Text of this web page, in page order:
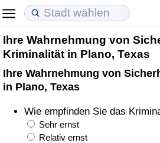
Ihre Wahrnehmung von
Kriminalität in Plano, Texas
Ihre Wahrnehmung von
in Plano, Texas
Wie empfinden Sie das
Sehr ernst
Relativ ernst
Lebenshaltungskosten
Lebenshaltungskosten-Index
Lebenshaltungskosten-Index
Lebenshaltungskosten-Index
Immobilienpreise
Immobilienpreis-Index (aktuell)
Immobilienpreis-Index
Immobilienpreis-Index nach Land
Lebensqualität
Lebensqualität-Index
Lebensqualität-Index (aktuell)
Lebensqualitätsindex nach Land